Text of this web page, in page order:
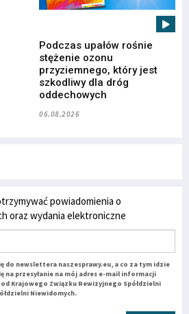
Podczas upałów rośnie
stężenie ozonu
przyziemnego, który jest
szkodliwy dla dróg
oddechowych
06.08.2026
powiadomienia o
oraz wydania elektroniczne
do newslettera naszesprawy.eu, a co za tym idzie
na przesyłanie na mój adres e-mail informacji
Krajowego Związku Rewizyjnego Spółdzielni
Niewidomych.